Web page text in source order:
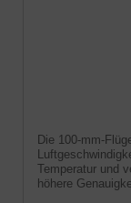
Die 100-mm-
Temperatur und
höhere